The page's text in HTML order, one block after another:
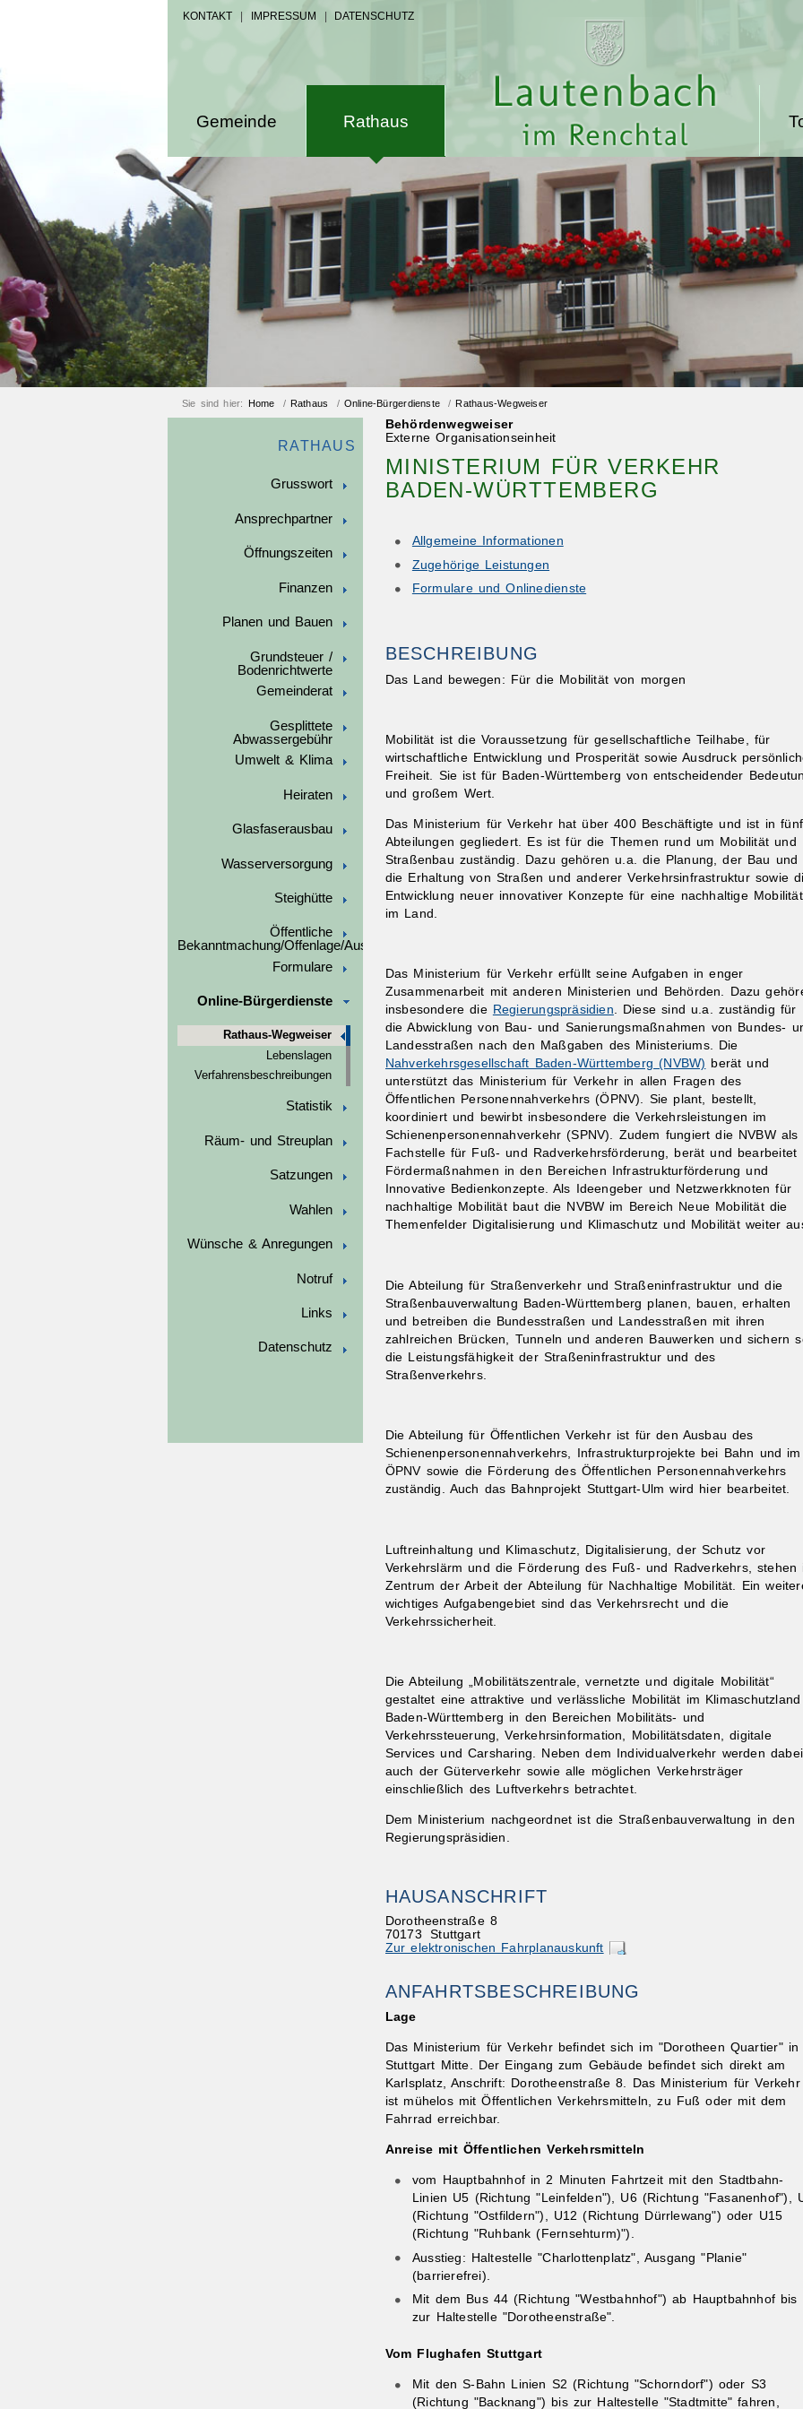
KONTAKT IMPRESSUM DATENSCHUTZ
Gemeinde Rathaus
Sie sind hier: Home / Rathaus / Online-Bürgerdienste / Rathaus-Wegweiser
RATHAUS
Grusswort
Ansprechpartner
Öffnungszeiten
Finanzen
Planen und Bauen
Grundsteuer /
Bodenrichtwerte
Gemeinderat
Gesplittete
Abwassergebühr
Umwelt & Klima
Heiraten
Glasfaserausbau
Wasserversorgung
Steighütte
Öffentliche
Bekanntmachung/Offenlage/Ausschreibungen
Formulare
Online-Bürgerdienste
Rathaus-Wegweiser
Lebenslagen
Verfahrensbeschreibungen
Statistik
Räum- und Streuplan
Satzungen
Wahlen
Wünsche & Anregungen
Notruf
Links
Datenschutz
Behördenwegweiser
Externe Organisationseinheit
MINISTERIUM FÜR VERKEHR
BADEN-WÜRTTEMBERG
Allgemeine Informationen
Zugehörige Leistungen
Formulare und Onlinedienste
BESCHREIBUNG
Das Land bewegen: Für die Mobilität von morgen
Mobilität ist die Voraussetzung für gesellschaftliche Teilhabe, für
wirtschaftliche Entwicklung und Prosperität sowie Ausdruck
Freiheit. Sie ist für Baden-Württemberg von entscheidender
und großem Wert.
Das Ministerium für Verkehr hat über 400 Beschäftigte und ist in fünf
Abteilungen gegliedert. Es ist für die Themen rund um Mobilität und
Straßenbau zuständig. Dazu gehören u.a. die Planung, der Bau und
die Erhaltung von Straßen und anderer Verkehrsinfrastruktur sowie
Entwicklung neuer innovativer Konzepte für eine nachhaltige Mobilität
im Land.
Das Ministerium für Verkehr erfüllt seine Aufgaben in enger
Zusammenarbeit mit anderen Ministerien und Behörden. Dazu
insbesondere die Regierungspräsidien. Diese sind u.a. zuständig für
die Abwicklung von Bau- und Sanierungsmaßnahmen von Bundes-
Landesstraßen nach den Maßgaben des Ministeriums. Die
Nahverkehrsgesellschaft Baden-Württemberg (NVBW) berät und
unterstützt das Ministerium für Verkehr in allen Fragen des
Öffentlichen Personennahverkehrs (ÖPNV). Sie plant, bestellt,
koordiniert und bewirbt insbesondere die Verkehrsleistungen im
Schienenpersonennahverkehr (SPNV). Zudem fungiert die NVBW als
Fachstelle für Fuß- und Radverkehrsförderung, berät und bearbeitet
Fördermaßnahmen in den Bereichen Infrastrukturförderung und
Innovative Bedienkonzepte. Als Ideengeber und Netzwerkknoten für
nachhaltige Mobilität baut die NVBW im Bereich Neue Mobilität die
Themenfelder Digitalisierung und Klimaschutz und Mobilität weiter
Die Abteilung für Straßenverkehr und Straßeninfrastruktur und die
Straßenbauverwaltung Baden-Württemberg planen, bauen, erhalten
und betreiben die Bundesstraßen und Landesstraßen mit ihren
zahlreichen Brücken, Tunneln und anderen Bauwerken und sichern
die Leistungsfähigkeit der Straßeninfrastruktur und des
Straßenverkehrs.
Die Abteilung für Öffentlichen Verkehr ist für den Ausbau des
Schienenpersonennahverkehrs, Infrastrukturprojekte bei Bahn und im
ÖPNV sowie die Förderung des Öffentlichen Personennahverkehrs
zuständig. Auch das Bahnprojekt Stuttgart-Ulm wird hier bearbeitet.
Luftreinhaltung und Klimaschutz, Digitalisierung, der Schutz vor
Verkehrslärm und die Förderung des Fuß- und Radverkehrs, stehen
Zentrum der Arbeit der Abteilung für Nachhaltige Mobilität. Ein
wichtiges Aufgabengebiet sind das Verkehrsrecht und die
Verkehrssicherheit.
Die Abteilung „Mobilitätszentrale, vernetzte und digitale Mobilität“
gestaltet eine attraktive und verlässliche Mobilität im Klimaschutzland
Baden-Württemberg in den Bereichen Mobilitäts- und
Verkehrssteuerung, Verkehrsinformation, Mobilitätsdaten, digitale
Services und Carsharing. Neben dem Individualverkehr werden dabei
auch der Güterverkehr sowie alle möglichen Verkehrsträger
einschließlich des Luftverkehrs betrachtet.
Dem Ministerium nachgeordnet ist die Straßenbauverwaltung in den
Regierungspräsidien.
HAUSANSCHRIFT
Dorotheenstraße 8
70173
Stuttgart
Zur elektronischen Fahrplanauskunft
ANFAHRTSBESCHREIBUNG
Lage
Das Ministerium für Verkehr befindet sich im "Dorotheen Quartier" in
Stuttgart Mitte. Der Eingang zum Gebäude befindet sich direkt am
Karlsplatz, Anschrift: Dorotheenstraße 8. Das Ministerium für Verkehr
ist mühelos mit Öffentlichen Verkehrsmitteln, zu Fuß oder mit dem
Fahrrad erreichbar.
Anreise mit Öffentlichen Verkehrsmitteln
vom Hauptbahnhof in 2 Minuten Fahrtzeit mit den Stadtbahn-
Linien U5 (Richtung "Leinfelden"), U6 (Richtung "Fasanenhof"),
(Richtung "Ostfildern"), U12 (Richtung Dürrlewang") oder U15
(Richtung "Ruhbank (Fernsehturm)").
Ausstieg: Haltestelle "Charlottenplatz", Ausgang "Planie"
(barrierefrei).
Mit dem Bus 44 (Richtung "Westbahnhof") ab Hauptbahnhof bis
zur Haltestelle "Dorotheenstraße".
Vom Flughafen Stuttgart
Mit den S-Bahn Linien S2 (Richtung "Schorndorf") oder S3
(Richtung "Backnang") bis zur Haltestelle "Stadtmitte" fahren,